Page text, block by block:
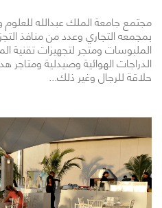
مجتمع جامعة الملك عبدالله للعلوم
بمجمعه التجاري وعدد من منافذ
الملبوسات ومتجر لتجهيزات تقنية
الدراجات الهوائية وصيدلية
حلاقة للرجال وغير ذلك...